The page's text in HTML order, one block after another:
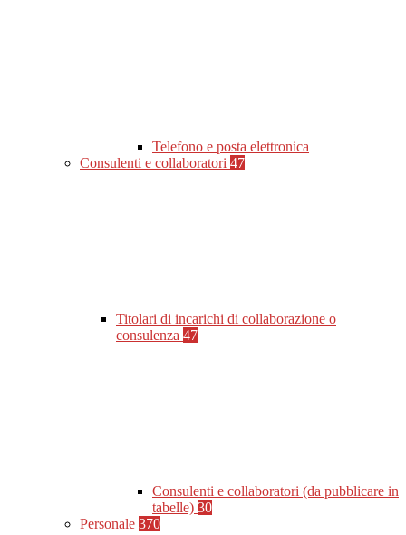
Telefono e posta elettronica
Consulenti e collaboratori 47
Titolari di incarichi di collaborazione o
consulenza 47
Consulenti e collaboratori (da pubblicare in
tabelle) 30
Personale 370